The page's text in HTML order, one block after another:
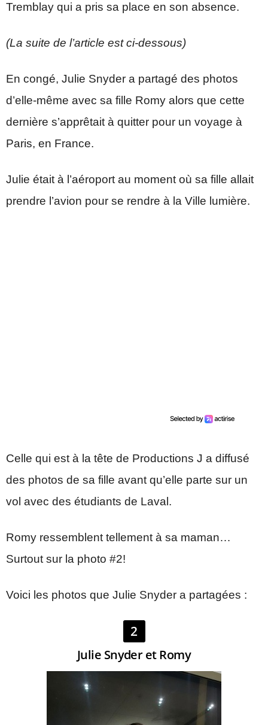
Tremblay qui a pris sa place en son absence.
(La suite de l’article est ci-dessous)
En congé, Julie Snyder a partagé des photos
d’elle-même avec sa fille Romy alors que cette
dernière s’apprêtait à quitter pour un voyage à
Paris, en France.
Julie était à l’aéroport au moment où sa fille allait
prendre l’avion pour se rendre à la Ville lumière.
Celle qui est à la tête de Productions J a diffusé
des photos de sa fille avant qu’elle parte sur un
vol avec des étudiants de Laval.
Romy ressemblent tellement à sa maman…
Surtout sur la photo #2!
Voici les photos que Julie Snyder a partagées :
2
Julie Snyder et Romy